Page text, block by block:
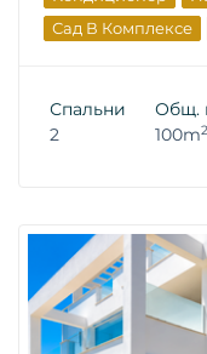
Сад В Комплексе
Спальни
2
Общ.
100m2